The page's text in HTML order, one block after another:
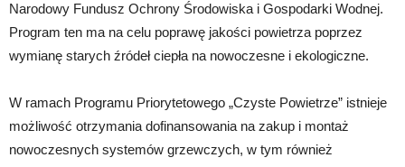
Narodowy Fundusz Ochrony Środowiska i Gospodarki Wodnej.
Program ten ma na celu poprawę jakości powietrza poprzez
wymianę starych źródeł ciepła na nowoczesne i ekologiczne.
W ramach Programu Priorytetowego „Czyste Powietrze” istnieje
możliwość otrzymania dofinansowania na zakup i montaż
nowoczesnych systemów grzewczych, w tym również